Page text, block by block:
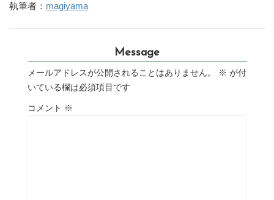
執筆者： magiyama
Message
メールアドレスが公開されることはありません。 ※ が付
いている欄は必須項目です
コメント ※